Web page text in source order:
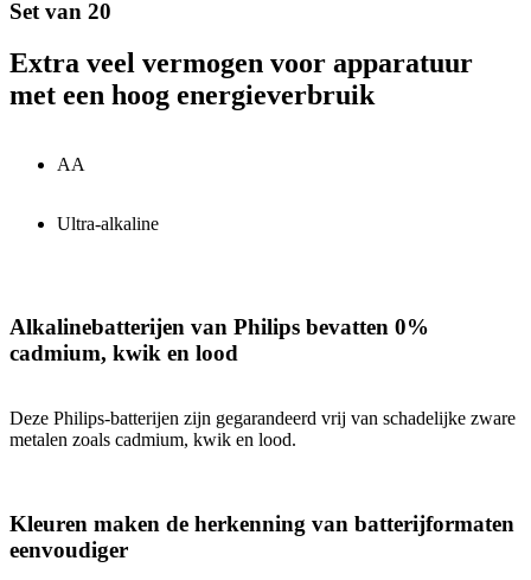
Set van 20
Extra veel vermogen voor apparatuur
met een hoog energieverbruik
AA
Ultra-alkaline
Alkalinebatterijen van Philips bevatten 0%
cadmium, kwik en lood
Deze Philips-batterijen zijn gegarandeerd vrij van schadelijke zware
metalen zoals cadmium, kwik en lood.
Kleuren maken de herkenning van batterijformaten
eenvoudiger